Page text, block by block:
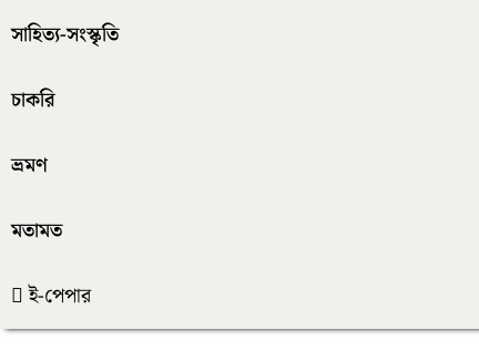
সাহিত্য-সংস্কৃতি
চাকরি
ভ্রমণ
মতামত
ই-পেপার